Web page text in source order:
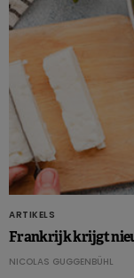
ARTIKELS
Frankrijk krijgt
NICOLAS GUGGENBÜHL